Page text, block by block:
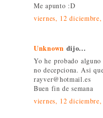
Me apunto :D
viernes, 12 diciembre,
Unknown dijo...
Yo he probado
no decepciona. Asi
rayver@hotmail.es
Buen fin de semana
viernes, 12 diciembre,